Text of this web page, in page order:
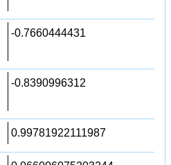
-0.7660444431
-0.8390996312
0.99781922111987